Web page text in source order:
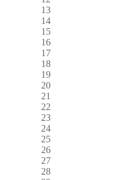
13
14
15
16
17
18
19
20
21
22
23
24
25
26
27
28